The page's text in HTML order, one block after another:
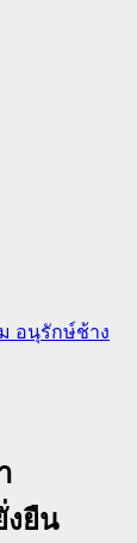
อนุรักษ์ช้าง
งยืน